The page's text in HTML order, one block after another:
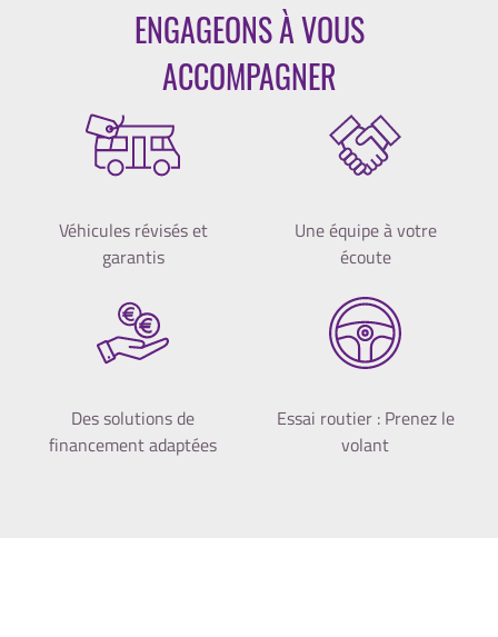
ENGAGEONS À VOUS
ACCOMPAGNER
Véhicules révisés et
garantis
Une équipe à votre
écoute
Des solutions de
financement adaptées
Essai routier : Prenez le
volant